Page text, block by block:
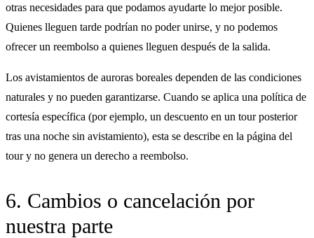
otras necesidades para que podamos ayudarte lo mejor posible.
Quienes lleguen tarde podrían no poder unirse, y no podemos
ofrecer un reembolso a quienes lleguen después de la salida.
Los avistamientos de auroras boreales dependen de las condiciones
naturales y no pueden garantizarse. Cuando se aplica una política de
cortesía específica (por ejemplo, un descuento en un tour posterior
tras una noche sin avistamiento), esta se describe en la página del
tour y no genera un derecho a reembolso.
6. Cambios o cancelación por
nuestra parte